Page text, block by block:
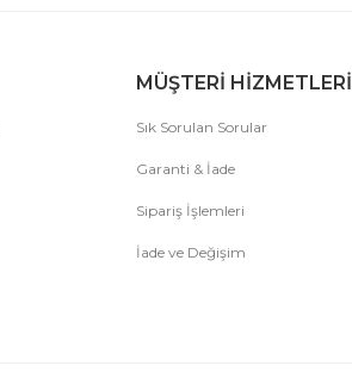
MÜŞTERİ HİZMETLERİ
Sık Sorulan Sorular
Garanti & İade
Sipariş İşlemleri
İade ve Değişim